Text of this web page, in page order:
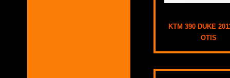
KTM 390 DUKE
OTIS